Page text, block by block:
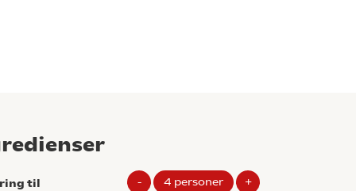
til - 4 personer +